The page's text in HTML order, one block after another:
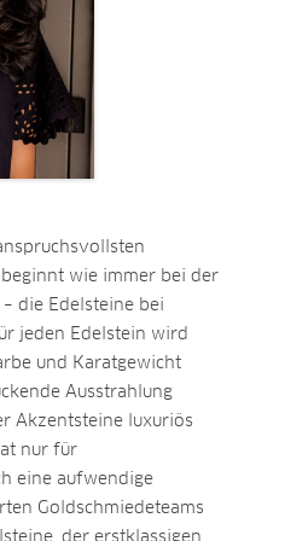
wie immer bei der
die Edelsteine bei
jeden Edelstein wird
und Karatgewicht
Ausstrahlung
Akzentsteine luxuriös
nur für
eine aufwendige
Goldschmiedeteams
der erstklassigen